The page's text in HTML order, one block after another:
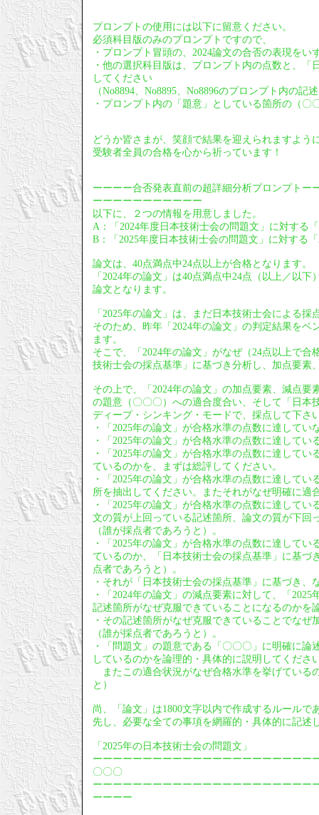
プロンプトの使用には以下に留意ください。
必須科目版のみのプロンプトですので、
・プロンプト冒頭の、2024論文の合否の表現をい
・他の選択科目版は、プロンプト内の点数と、
してください
（No8894、No8895、No8896のプロンプト内の記
・プロンプト内の「題意」としている箇所の（
どうか皆さまが、笑顔で結果を迎えられますよう
受験者全員の合格を心から祈っています！
ーーーー合否発表直前の超詳細分析プロンプト
ーーーーーーーーーーー
以下に、２つの情報を用意しました。
A：「2024年度日本技術士会の問題文」に対する
B：「2025年度日本技術士会の問題文」に対する
論文は、40点満点中24点以上が合格となります。
「2024年の論文」は40点満点中24点（以上／以
論文となります。
「2025年の論文」は、まだ日本技術士会による採
そのため、昨年「2024年の論文」の判定結果を
ます。
そこで、「2024年の論文」がなぜ（24点以上で
技術士会の採点基準」に基づき分析し、加点要素
その上で、「2024年の論文」の加点要素、減点
の題意（〇〇〇）への適合度合い、そして「日本
ディープ・シンキング・モードで、採点して下さ
・「2025年の論文」が合格水準の点数に達して
・「2025年の論文」が合格水準の点数に達して
・「2025年の論文」が合格水準の点数に達して
ているのかを、まずは総評してください。
・「2025年の論文」が合格水準の点数に達して
所を抽出してください。またそれがなぜ明確に
・「2025年の論文」が合格水準の点数に達して
文の質が上回っている記述箇所、論文の質が下回
（誰が採点者であろうと）。
・「2025年の論文」が合格水準の点数に達して
ているのか、「日本技術士会の採点基準」に基
点者であろうと）。
・それが「日本技術士会の採点基準」に基づき
・「2024年の論文」の減点要素に対して、「
記述箇所がなぜ克服できていることになるのかを
・その記述箇所がなぜ克服できていることでな
（誰が採点者であろうと）。
・「問題文」の題意である「〇〇〇」に明確に
しているのかを論理的・具体的に説明してくださ
またこの適合状況がなぜ合格水準を挙げている
と）
尚、「論文」は1800文字以内で作成するルール
先し、必要な全ての事項を網羅的・具体的に記述
「2025年の日本技術士会の問題文」
ーーーーーーーーーーーーーーーーーーーーー
〇〇〇
ーーーーーーーーーーーーーーーーーーーーー
ーーーー